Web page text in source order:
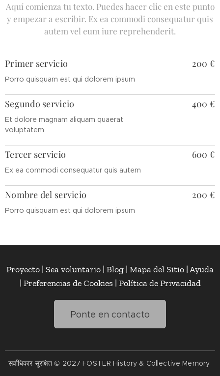
Aquí comienza tu texto. Puedes hacer clic en este punto
y empezar a escribir. Ex ea commodi consequatur quis
autem vel eum iure reprehenderit.
Primer servicio
Porro quisquam est qui dolorem ipsum
200 €
Segundo servicio
Et dolore magnam aliquam quaerat
voluptatem
400 €
Tercer servicio
Ex ea commodi consequatur quis autem
600 €
Nombre del servicio
Porro quisquam est qui dolorem ipsum
200 €
Proyecto | Sea voluntario | Blog | Mapa del Sitio | Ayuda
| Preferencias de Cookies | Política de Privacidad
Ponte en contacto
सर्वाधिकार सुरक्षित © 2027 FOSTER History & Collective Memory